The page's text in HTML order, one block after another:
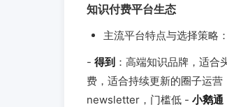
知识付费平台生态
主流平台特点与选择策略：
- 得到 ：高端知识品牌，适
费，适合持续更新的圈子运
newsletter，门槛低 - 小鹅通